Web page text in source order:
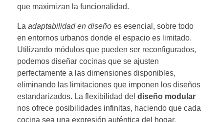
que maximizan la funcionalidad.
La adaptabilidad en diseño es esencial, sobre todo
en entornos urbanos donde el espacio es limitado.
Utilizando módulos que pueden ser reconfigurados,
podemos diseñar cocinas que se ajusten
perfectamente a las dimensiones disponibles,
eliminando las limitaciones que imponen los diseños
estandarizados. La flexibilidad del diseño modular
nos ofrece posibilidades infinitas, haciendo que cada
cocina sea una expresión auténtica del hogar.